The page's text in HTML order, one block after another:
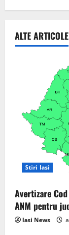
ALTE ARTICOLE
Stiri Iasi
Avertizare
ANM pentru
Iasi News